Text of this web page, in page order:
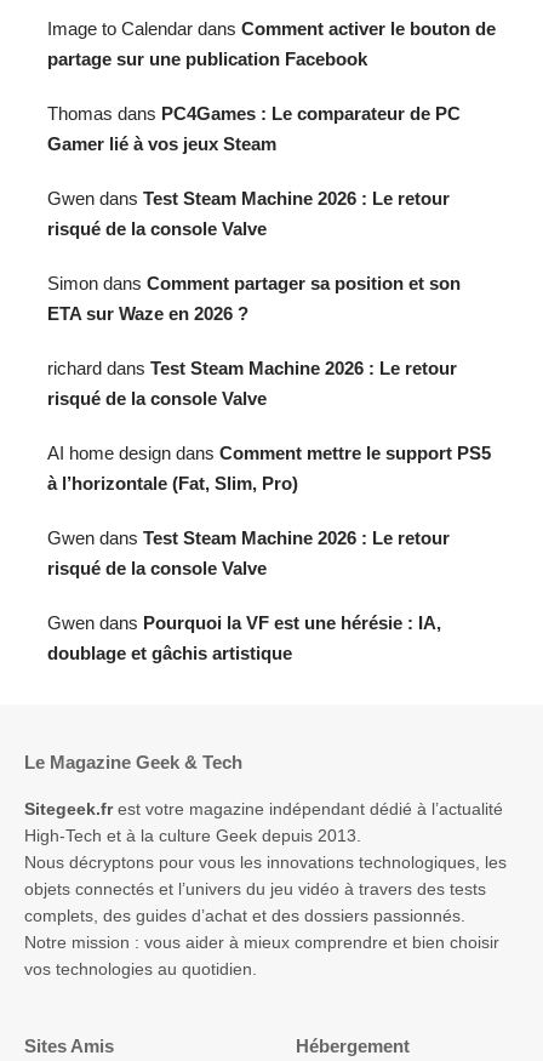
Image to Calendar dans Comment activer le bouton de
partage sur une publication Facebook
Thomas dans PC4Games : Le comparateur de PC
Gamer lié à vos jeux Steam
Gwen dans Test Steam Machine 2026 : Le retour
risqué de la console Valve
Simon dans Comment partager sa position et son
ETA sur Waze en 2026 ?
richard dans Test Steam Machine 2026 : Le retour
risqué de la console Valve
AI home design dans Comment mettre le support PS5
à l’horizontale (Fat, Slim, Pro)
Gwen dans Test Steam Machine 2026 : Le retour
risqué de la console Valve
Gwen dans Pourquoi la VF est une hérésie : IA,
doublage et gâchis artistique
Le Magazine Geek & Tech
Sitegeek.frest votre magazine indépendant dédié à l’actualité
High-Tech et à la culture Geek depuis 2013.
Nous décryptons pour vous les innovations technologiques, les
objets connectés et l’univers du jeu vidéo à travers des tests
complets, des guides d’achat et des dossiers passionnés.
Notre mission : vous aider à mieux comprendre et bien choisir
vos technologies au quotidien.
Sites Amis Hébergement